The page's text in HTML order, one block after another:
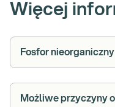
Więcej
Fosfor
Możliwe przyczyny